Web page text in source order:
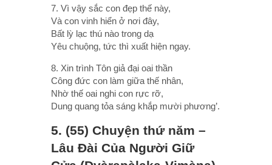
7. Vì vậy sắc con đẹp thế này,
Và con vinh hiển ở nơi đây,
Bất lỳ lạc thú nào trong dạ
Yêu chuộng, tức thì xuất hiện ngay.
8. Xin trình Tôn giả đại oai thần
Công đức con làm giữa thế nhân,
Nhờ thế oai nghi con rực rỡ,
Dung quang tỏa sáng khắp mười phương’.
5. (55) Chuyện thứ năm –
Lâu Ðài Của Người Giữ